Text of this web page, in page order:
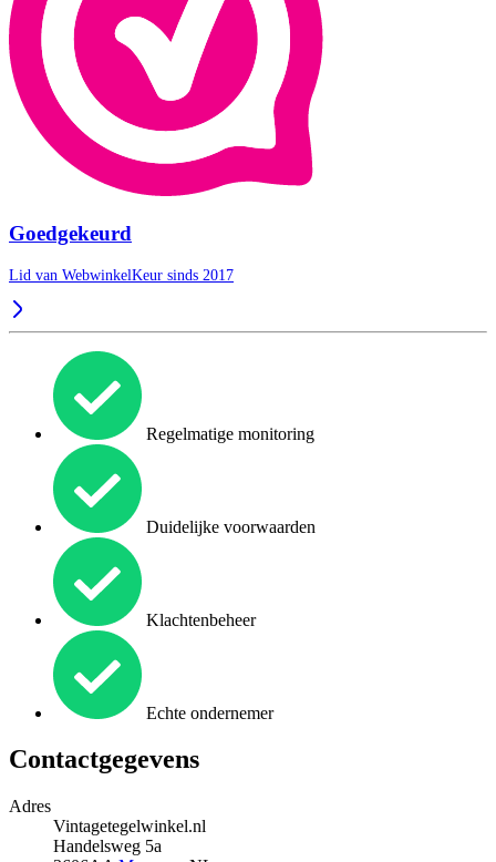
Goedgekeurd
Lid van WebwinkelKeur sinds 2017
Regelmatige monitoring
Duidelijke voorwaarden
Klachtenbeheer
Echte ondernemer
Contactgegevens
Adres
Vintagetegelwinkel.nl
Handelsweg 5a